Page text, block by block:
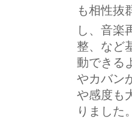
も相性抜
し、音楽
整、など
動できる
やカバン
や感度も
りました